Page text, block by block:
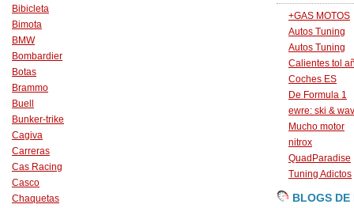
Bibicleta
Bimota
BMW
Bombardier
Botas
Brammo
Buell
Bunker-trike
Cagiva
Carreras
Cas Racing
Casco
Chaquetas
+GAS MOTOS
Autos Tuning
Autos Tuning
Calientes tol
Coches ES
De Formula 1
ewre: ski &
Mucho motor
nitrox
QuadParadise
Tuning Adictos
BLOGS DE